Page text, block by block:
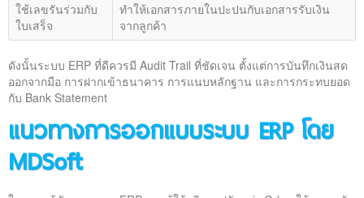
ใช้เลขรันร่วมกับ
ใบเสร็จ
ทำให้เอกสารภายในปะปนกับเอกสารรับเงิน
จากลูกค้า
ดังนั้นระบบ ERP ที่ดีควรมี Audit Trail ที่ชัดเจน ตั้งแต่การบันทึกเงินสด
ออกจากมือ การฝากเข้าธนาคาร การแนบหลักฐาน และการกระทบยอด
กับ Bank Statement
แนวทางการออกแบบระบบ ERP โดย
MDSoft